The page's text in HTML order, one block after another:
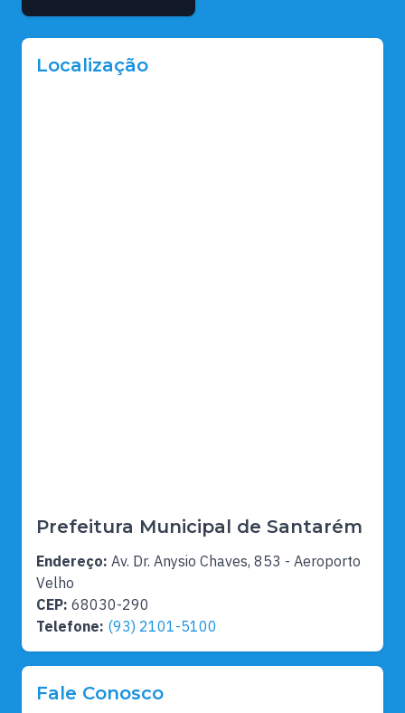
Localização
Prefeitura Municipal de Santarém
Endereço: Av. Dr. Anysio Chaves, 853 - Aeroporto
Velho
CEP: 68030-290
Telefone: (93) 2101-5100
Fale Conosco